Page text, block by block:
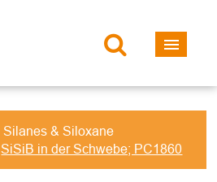
Silanes & Siloxane
SiSiB in der Schwebe; PC1860